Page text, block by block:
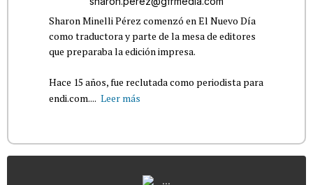
Sharon Minelli Pérez comenzó en El Nuevo Día
como traductora y parte de la mesa de editores
que preparaba la edición impresa.
Hace 15 años, fue reclutada como periodista para
endi.com.... Leer más
...